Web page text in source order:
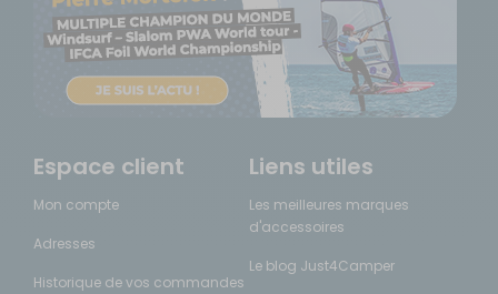
Espace client
Mon compte
Adresses
Historique de vos commandes
Liens utiles
Les meilleures marques
d'accessoires
Le blog Just4Camper